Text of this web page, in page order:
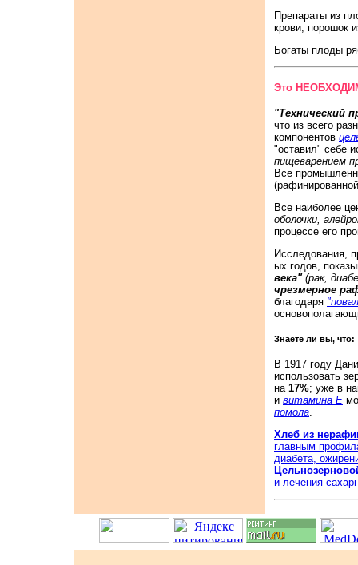
Препараты из
крови, порошок
Богаты плоды
Это
"Технический
что из всего
компонентов
"оставил" себе
пищеварением
Все
Все наиболее
оболочки,
процессе его
Исследования,
ых годов,
века" (рак,
чрезмерное
благодаря
Знаете ли вы, что:
В 1917 году
использовать
на 17%; уже в
и витамина Е
помола.
Хлеб из
главным
диабета,
и лечения